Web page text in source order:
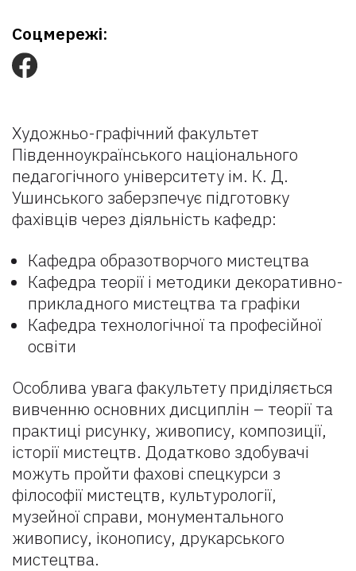
Художньо-графічний факультет
Південноукраїнського національного
педагогічного університету ім. К. Д.
Ушинського заберзпечує підготовку
фахівців через діяльність кафедр:
Кафедра образотворчого мистецтва
Кафедра теорії і методики декоративно-
прикладного мистецтва та графіки
Кафедра технологічної та професійної
освіти
Особлива увага факультету приділяється
вивченню основних дисциплін – теорії та
практиці рисунку, живопису, композиції,
історії мистецтв. Додатково здобувачі
можуть пройти фахові спецкурси з
філософії мистецтв, культурології,
музейної справи, монументального
живопису, іконопису, друкарського
мистецтва.
Соцмережі: